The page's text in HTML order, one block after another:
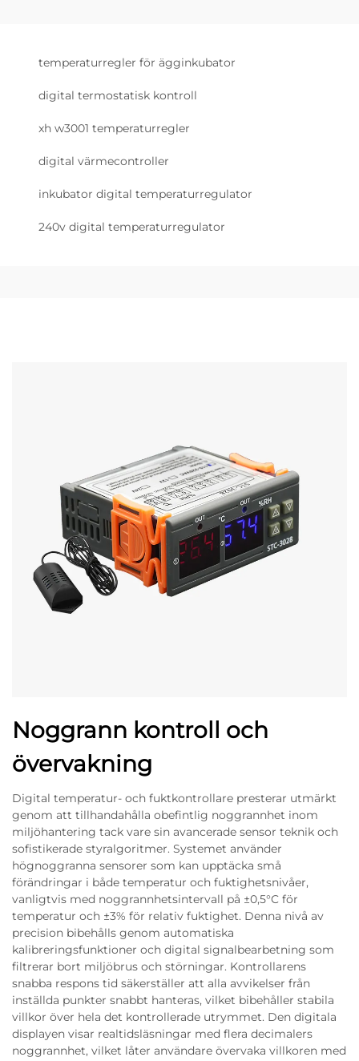
temperaturregler för ägginkubator
digital termostatisk kontroll
xh w3001 temperaturregler
digital värmecontroller
inkubator digital temperaturregulator
240v digital temperaturregulator
Noggrann kontroll och
övervakning
Digital temperatur- och fuktkontrollare presterar utmärkt
genom att tillhandahålla obefintlig noggrannhet inom
miljöhantering tack vare sin avancerade sensor teknik och
sofistikerade styralgoritmer. Systemet använder
högnoggranna sensorer som kan upptäcka små
förändringar i både temperatur och fuktighetsnivåer,
vanligtvis med noggrannhetsintervall på ±0,5°C för
temperatur och ±3% för relativ fuktighet. Denna nivå av
precision bibehålls genom automatiska
kalibreringsfunktioner och digital signalbearbetning som
filtrerar bort miljöbrus och störningar. Kontrollarens
snabba respons tid säkerställer att alla avvikelser från
inställda punkter snabbt hanteras, vilket bibehåller stabila
villkor över hela det kontrollerade utrymmet. Den digitala
displayen visar realtidsläsningar med flera decimalers
noggrannhet, vilket låter användare övervaka villkoren med